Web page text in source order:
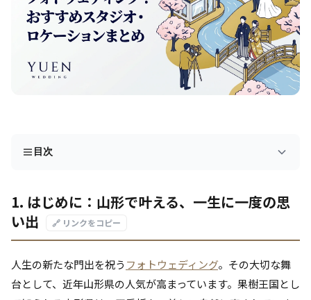
目次
1. はじめに：山形で叶える、一生に一度の思
い出
🔗 リンクをコピー
人生の新たな門出を祝う フォトウェディング。その大切な舞
台として、近年山形県の人気が高まっています。果樹王国とし